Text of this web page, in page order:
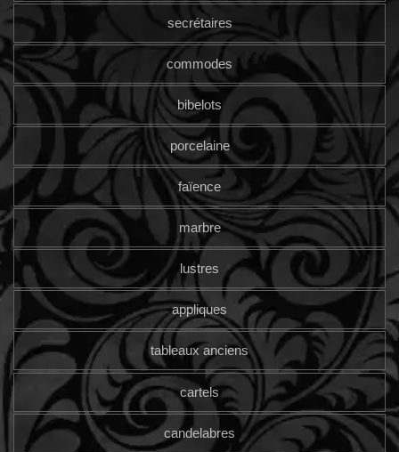
secrétaires
commodes
bibelots
porcelaine
faïence
marbre
lustres
appliques
tableaux anciens
cartels
candelabres